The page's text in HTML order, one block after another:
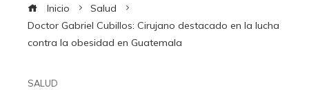
Inicio
Salud
Doctor Gabriel Cubillos: Cirujano destacado en la lucha
contra la obesidad en Guatemala
SALUD